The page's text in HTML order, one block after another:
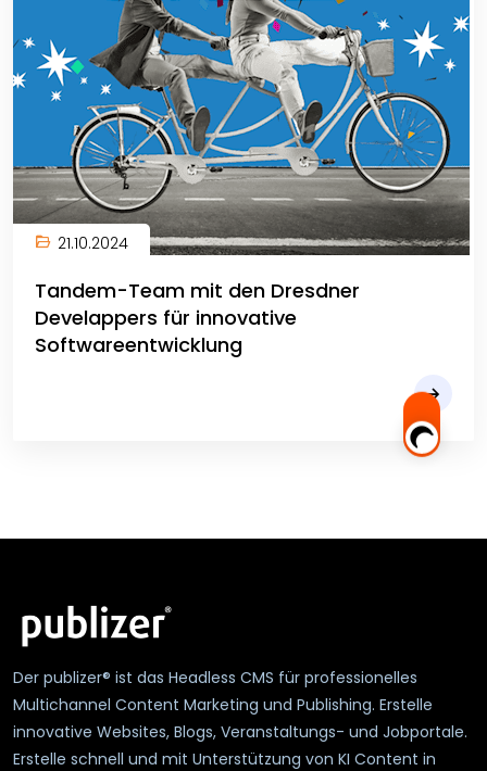
21.10.2024
Tandem-Team mit den Dresdner
Develappers für innovative
Softwareentwicklung
Der publizer® ist das Headless CMS für professionelles
Multichannel Content Marketing und Publishing. Erstelle
innovative Websites, Blogs, Veranstaltungs- und Jobportale.
Erstelle schnell und mit Unterstützung von KI Content in